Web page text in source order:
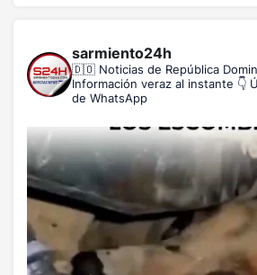
sarmiento24h
🇩🇴 Noticias de República
Información veraz al instante 👇
de WhatsApp